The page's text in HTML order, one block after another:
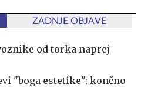
ZADNJE OBJAVE
od torka naprej
"boga estetike": končno